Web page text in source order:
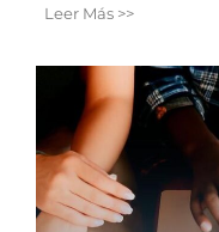
Leer Más >>